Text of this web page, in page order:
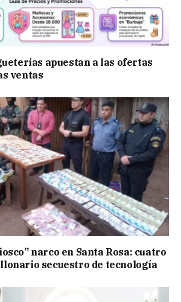
apuestan a las ofertas
ventas
narco en Santa Rosa: cuatro
secuestro de tecnología